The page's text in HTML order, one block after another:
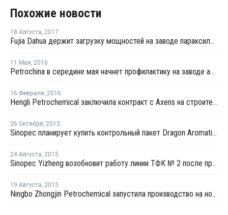
Похожие новости
18 Августа, 2017
Fujia Dahua держит загрузку мощностей на заводе параксилола в Даляне на высоком уровне
11 Мая, 2016
Petrochina в середине мая начнет профилактику на заводе ароматических веществ в Китае
16 Февраля, 2016
Hengli Petrochemical заключила контракт с Axens на строительство завода параксилола
26 Октября, 2015
Sinopec планирует купить контрольный пакет Dragon Aromatics
24 Августа, 2015
Sinopec Yizheng возобновит работу линии ТФК № 2 после профилактики
19 Августа, 2015
Ningbo Zhongjin Petrochemical запустила производство на новом заводе параксилола в Китае